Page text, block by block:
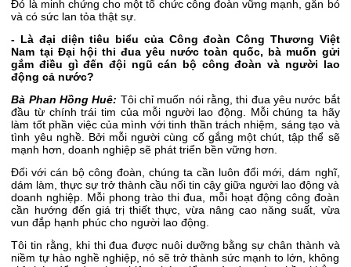
Đó là minh chứng cho một tổ chức công đoàn vững mạnh, gắn bó
và có sức lan tỏa thật sự.
- Là đại diện tiêu biểu của Công đoàn Công Thương Việt
Nam tại Đại hội thi đua yêu nước toàn quốc, bà muốn gửi
gắm điều gì đến đội ngũ cán bộ công đoàn và người lao
động cả nước?
Bà Phan Hồng Huê: Tôi chỉ muốn nói rằng, thi đua yêu nước bắt
đầu từ chính trái tim của mỗi người lao động. Mỗi chúng ta hãy
làm tốt phần việc của mình với tinh thần trách nhiệm, sáng tạo và
tình yêu nghề. Bởi mỗi người cùng cố gắng một chút, tập thể sẽ
mạnh hơn, doanh nghiệp sẽ phát triển bền vững hơn.
Đối với cán bộ công đoàn, chúng ta cần luôn đổi mới, dám nghĩ,
dám làm, thực sự trở thành cầu nối tin cậy giữa người lao động và
doanh nghiệp. Mỗi phong trào thi đua, mỗi hoạt động công đoàn
cần hướng đến giá trị thiết thực, vừa nâng cao năng suất, vừa
vun đắp hạnh phúc cho người lao động.
Tôi tin rằng, khi thi đua được nuôi dưỡng bằng sự chân thành và
niềm tự hào nghề nghiệp, nó sẽ trở thành sức mạnh to lớn, không